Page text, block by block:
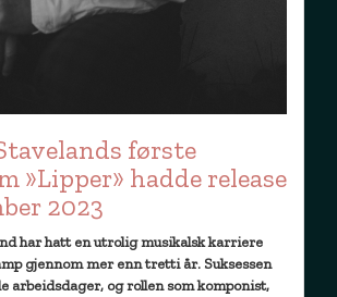
første
»Lipper» hadde release
2023
har hatt en utrolig musikalsk karriere
gjennom mer enn tretti år. Suksessen
arbeidsdager, og rollen som komponist,